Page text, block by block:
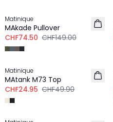
Matinique
MAkade Pullover
CHF74.50 CHF149.00
-50%
Matinique
MAtank M73 Top
CHF24.95 CHF49.90
-50%